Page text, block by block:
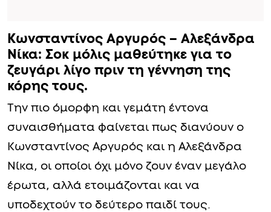
Κωνσταντίνος Αργυρός – Αλεξάνδρα
Νίκα: Σοκ μόλις μαθεύτηκε για το
ζευγάρι λίγο πριν τη γέννηση της
κόρης τους.
Την πιο όμορφη και γεμάτη έντονα
συναισθήματα φαίνεται πως διανύουν ο
Κωνσταντίνος Αργυρός και η Αλεξάνδρα
Νίκα, οι οποίοι όχι μόνο ζουν έναν μεγάλο
έρωτα, αλλά ετοιμάζονται και να
υποδεχτούν το δεύτερο παιδί τους.